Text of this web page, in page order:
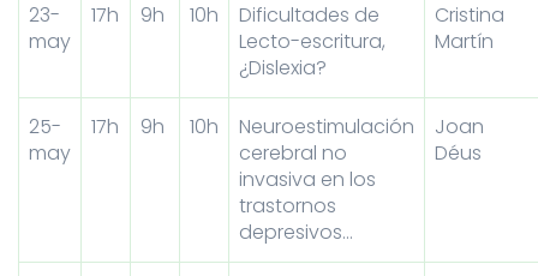
23-
may
17h 9h 10h
Dificultades de
Lecto-escritura,
¿Dislexia?
Cristina
Martín
25-
may
17h 9h 10h
Neuroestimulación
cerebral no
invasiva en los
trastornos
depresivos…
Joan
Déus